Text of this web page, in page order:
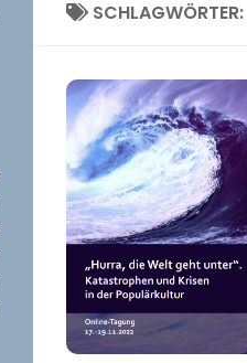
SCHLAGWÖRTER: